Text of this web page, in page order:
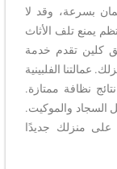
بسرعة، وقد لا
يمنع تلف الأثاث
كلين تقدم خدمة
الفلبينية
نظافة ممتازة.
السجاد والموكيت.
على منزلك جديدًا